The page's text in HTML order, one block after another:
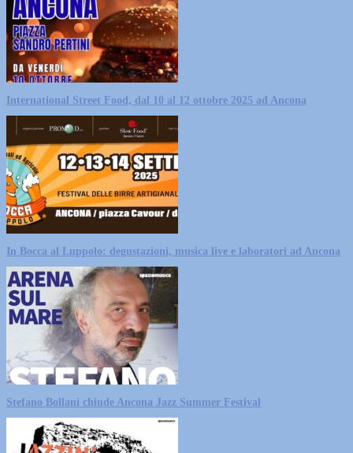
International Street Food, dal 10 al 12 ottobre 2025 ad Ancona
In Bocca al Luppolo: degustazioni, musica live e laboratori ad Ancona
Stefano Bollani chiude Ancona Jazz Summer Festival